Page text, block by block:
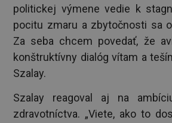
politickej výmene vedie k
pocitu zmaru a zbytočnosti sa
Za seba chcem povedať, že
konštruktívny dialóg vítam a
Szalay.
Szalay reagoval aj na
zdravotníctva. „Viete, ako to